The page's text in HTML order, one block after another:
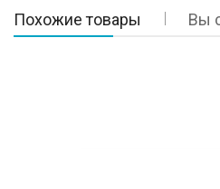
Похожие товары Вы